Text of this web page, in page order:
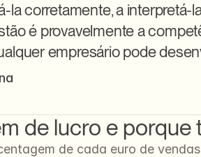
la corretamente, a interpretá-
é provavelmente a
empresário pode
de lucro e
de cada euro de